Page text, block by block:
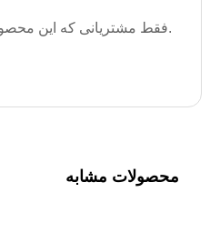
.فقط مشتریانی که این
محصولات مشابه